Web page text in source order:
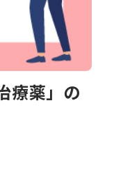
療薬」の